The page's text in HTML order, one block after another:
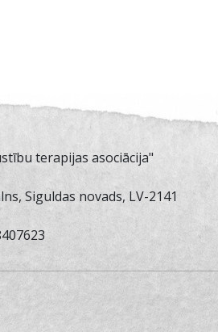
terapijas asociācija"
Siguldas novads, LV-2141